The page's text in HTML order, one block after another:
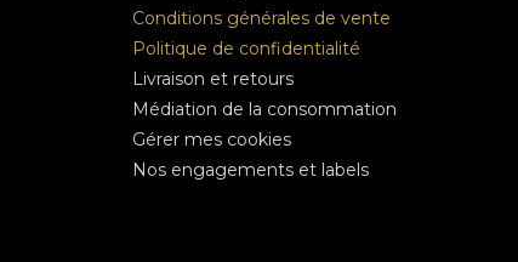
Conditions générales de vente
Politique de confidentialité
Livraison et retours
Médiation de la consommation
Gérer mes cookies
Nos engagements et labels